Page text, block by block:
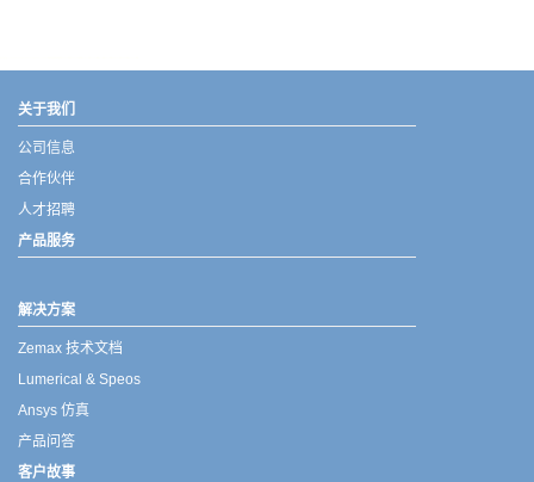
关于我们
公司信息
合作伙伴
人才招聘
产品服务
解决方案
Zemax 技术文档
Lumerical & Speos
Ansys 仿真
产品问答
客户故事